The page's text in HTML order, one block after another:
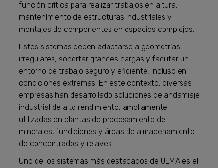
función crítica para realizar trabajos en altura,
mantenimiento de estructuras industriales y
montajes de componentes en espacios complejos.
Estos sistemas deben adaptarse a geometrías
irregulares, soportar grandes cargas y facilitar un
entorno de trabajo seguro y eficiente, incluso en
condiciones extremas. En este contexto, diversas
empresas han desarrollado soluciones de andamiaje
industrial de alto rendimiento, ampliamente
utilizadas en plantas de procesamiento de
minerales, fundiciones y áreas de almacenamiento
de concentrados y relaves.
Uno de los sistemas más destacados de ULMA es el